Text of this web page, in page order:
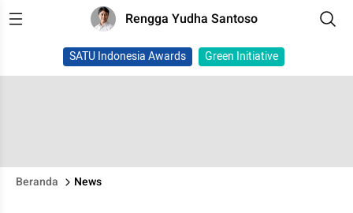
Rengga Yudha Santoso
SATU Indonesia Awards Green Initiative
Beranda News